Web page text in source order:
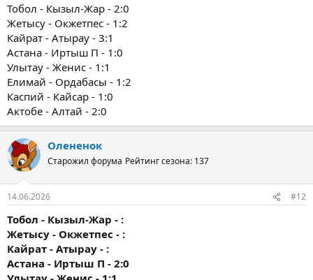
Тобол - Кызыл-Жар - 2:0
Жетысу - Окжетпес - 1:2
Кайрат - Атырау - 3:1
Астана - Иртыш П - 1:0
Улытау - Женис - 1:1
Елимай - Ордабасы - 1:2
Каспий - Кайсар - 1:0
Актобе - Алтай - 2:0
Олененок
Старожил форума Рейтинг сезона: 137
14.06.2026 #12
Тобол - Кызыл-Жар - :
Жетысу - Окжетпес - :
Кайрат - Атырау - :
Астана - Иртыш П - 2:0